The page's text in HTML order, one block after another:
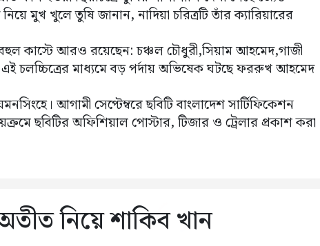
মুখ খুলে তুষি জানান, নাদিয়া চরিত্রটি তাঁর ক্যারিয়ারের
কাস্টে আরও রয়েছেন: চঞ্চল চৌধুরী,সিয়াম আহমেদ,গাজী
চলচ্চিত্রের মাধ্যমে বড় পর্দায় অভিষেক ঘটছে ফররুখ আহমেদ
আগামী সেপ্টেম্বরে ছবিটি বাংলাদেশ সার্টিফিকেশন
ছবিটির অফিশিয়াল পোস্টার, টিজার ও ট্রেলার প্রকাশ করা
নিয়ে শাকিব খান